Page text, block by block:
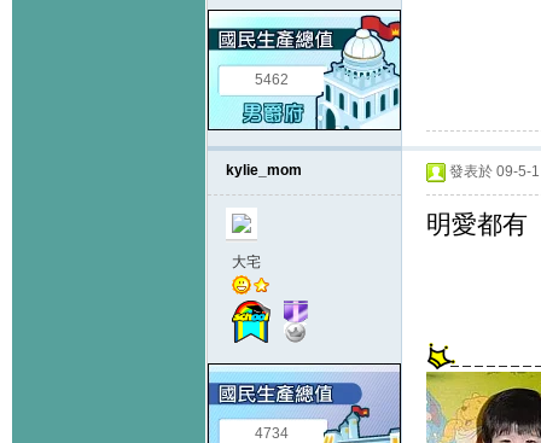
5462
kylie_mom
大宅
4734
發表於 09-5-
明愛都有